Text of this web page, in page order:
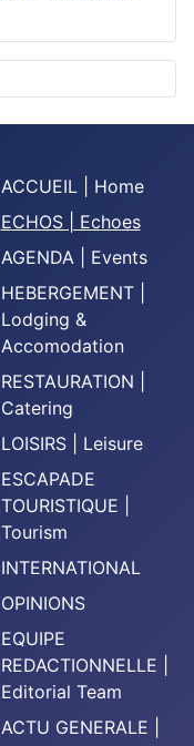
ACCUEIL | Home
ECHOS | Echoes
AGENDA | Events
HEBERGEMENT |
Lodging &
Accomodation
RESTAURATION |
Catering
LOISIRS | Leisure
ESCAPADE
TOURISTIQUE |
Tourism
INTERNATIONAL
OPINIONS
EQUIPE
REDACTIONNELLE |
Editorial Team
ACTU GENERALE |